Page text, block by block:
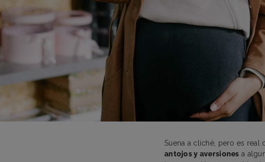
Suena a cliché, pero es real
antojos y aversiones a